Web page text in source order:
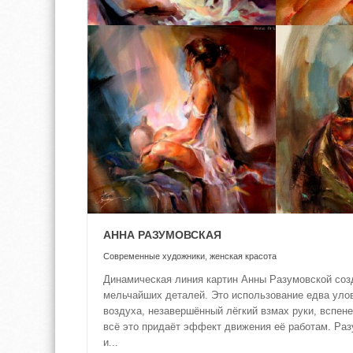
АННА РАЗУМОВСКАЯ
Современные художники женская красота
Динамическая линия картин Анны Разумовской
мельчайших деталей. Это использование едва
воздуха, незавершённый лёгкий взмах руки,
всё это придаёт эффект движения её работам.
и...